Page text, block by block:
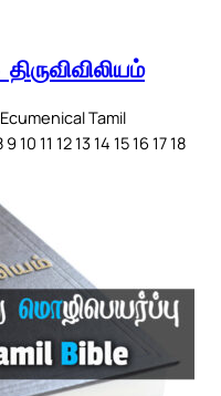
Tamil
11 12 13 14 15 16 17 18